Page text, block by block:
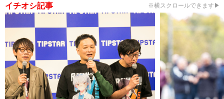
イチオシ記事 ※横スクロールできます▶